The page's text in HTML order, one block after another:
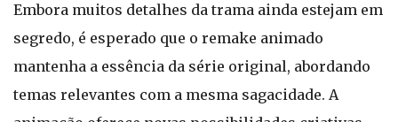
Embora muitos detalhes da trama ainda estejam em
segredo, é esperado que o remake animado
mantenha a essência da série original, abordando
temas relevantes com a mesma sagacidade. A